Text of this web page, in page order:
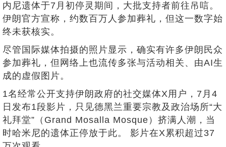
内尼遗体于7月初停灵期间，大批支持者前往吊唁。
伊朗官方宣称，约数百万人参加葬礼，但这一数字始
终未获核实。
尽管国际媒体拍摄的照片显示，确实有许多伊朗民众
参加葬礼，但网络上也流传多张与活动相关、由AI生
成的虚假图片。
1名经常公开支持伊朗政府的社交媒体X用户，7月4
日发布1段影片，只见德黑兰重要宗教及政治场所“大
礼拜堂”（Grand Mosalla Mosque）挤满人潮，当
时哈米尼的遗体正停放于此。 影片在X累积超过37